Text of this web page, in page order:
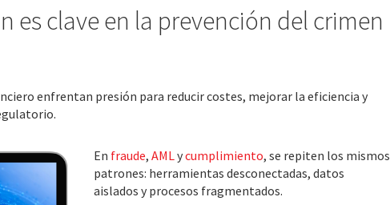
es clave en la prevención del crimen
enfrentan presión para reducir costes, mejorar la eficiencia y
En fraude, AMLycumplimiento, se repiten los mismos
patrones: herramientas desconectadas, datos
aislados y procesos fragmentados.